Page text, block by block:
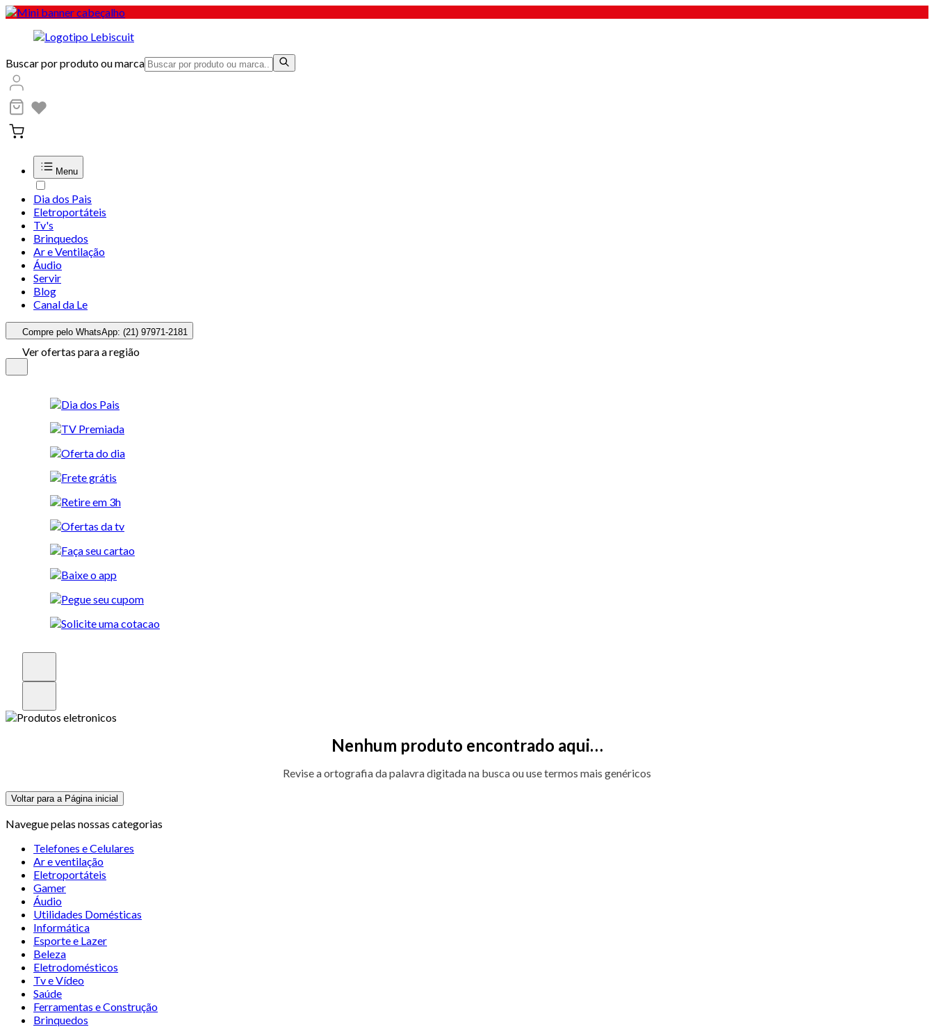
Buscar por produto ou marca
Menu
Dia dos Pais
Eletroportáteis
Tv's
Brinquedos
Ar e Ventilação
Áudio
Servir
Blog
Canal da Le
Compre pelo WhatsApp: (21) 97971-2181
Ver ofertas para a região
Nenhum produto encontrado aqui…
Revise a ortografia da palavra digitada na busca ou use termos mais genéricos
Voltar para a Página inicial
Navegue pelas nossas categorias
Telefones e Celulares
Ar e ventilação
Eletroportáteis
Gamer
Áudio
Utilidades Domésticas
Informática
Esporte e Lazer
Beleza
Eletrodomésticos
Tv e Vídeo
Saúde
Ferramentas e Construção
Brinquedos